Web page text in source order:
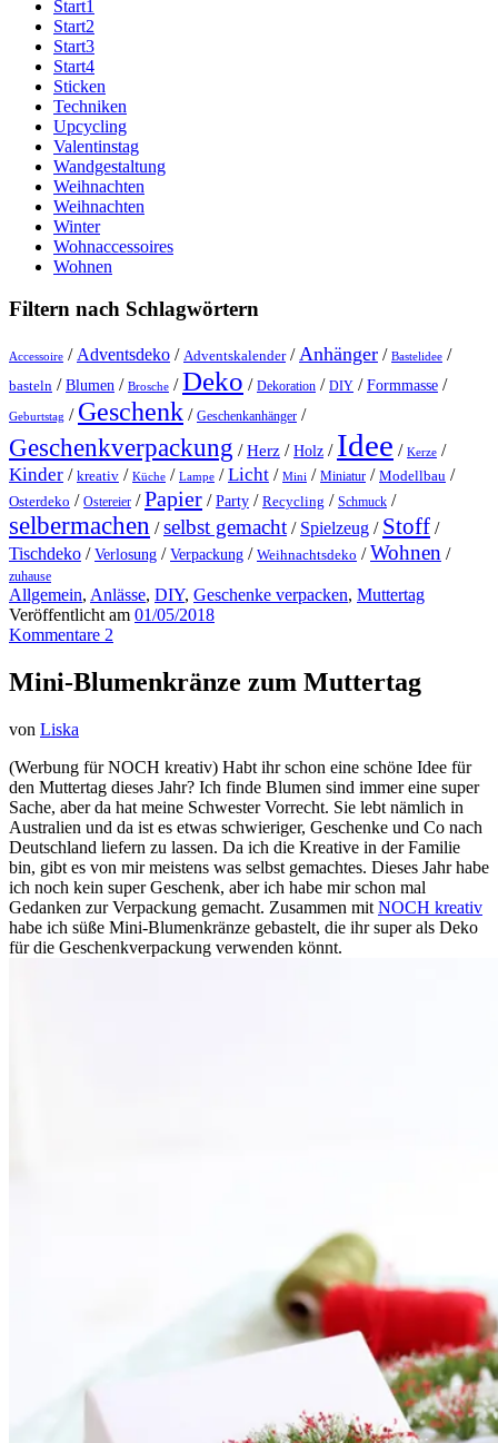
Start1
Start2
Start3
Start4
Sticken
Techniken
Upcycling
Valentinstag
Wandgestaltung
Weihnachten
Weihnachten
Winter
Wohnaccessoires
Wohnen
Filtern nach Schlagwörtern
Accessoire / Adventsdeko / Adventskalender/Anhänger / Bastelidee /
basteln /Blumen / Brosche /Deko / Dekoration / DIY /Formmasse /
Geburtstag / Geschenk / Geschenkanhänger /
Geschenkverpackung /Herz /Holz / Idee / Kerze /
Kinder / kreativ / Küche / Lampe /Licht / Mini / Miniatur / Modellbau /
Osterdeko / Ostereier /Papier /Party / Recycling / Schmuck /
selbermachen /selbst gemacht / Spielzeug / Stoff /
Tischdeko /Verlosung /Verpackung / Weihnachtsdeko /Wohnen /
zuhause
Allgemein, Anlässe, DIY, Geschenke verpacken, Muttertag
Veröffentlicht am 01/05/2018
Kommentare 2
Mini-Blumenkränze zum Muttertag
von Liska
(Werbung für NOCH kreativ) Habt ihr schon eine schöne Idee für
den Muttertag dieses Jahr? Ich finde Blumen sind immer eine super
Sache, aber da hat meine Schwester Vorrecht. Sie lebt nämlich in
Australien und da ist es etwas schwieriger, Geschenke und Co nach
Deutschland liefern zu lassen. Da ich die Kreative in der Familie
bin, gibt es von mir meistens was selbst gemachtes. Dieses Jahr habe
ich noch kein super Geschenk, aber ich habe mir schon mal
Gedanken zur Verpackung gemacht. Zusammen mit NOCH kreativ
habe ich süße Mini-Blumenkränze gebastelt, die ihr super als Deko
für die Geschenkverpackung verwenden könnt.